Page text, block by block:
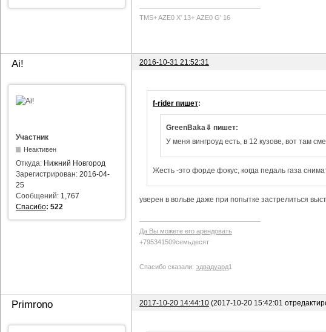
TMS+ AZE0 Х' 13+ AZE0 G' 16
Ai! 2016-10-31 21:52:31
Участник
Неактивен
Откуда: Нижний Новгород
Зарегистрирован: 2016-04-
25
Сообщений: 1,767
Спасибо: 522
f-rider пишет:
GreenBaka⇓ пишет:
У меня вингроуд есть, в 12 кузове, вот там
Жесть -это форде фокус, когда педаль газа
уверен в вольве даже при попытке застрелиться
Да Вы можете его арендовать
+795341509семьдесят
Спасибо сказали: эдвадуард1
Primrono 2017-10-20 14:44:10 (2017-10-20 15:42:01